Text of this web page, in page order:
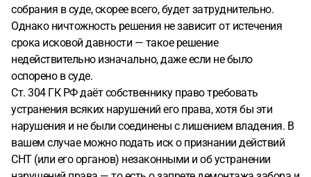
собрания в суде, скорее всего, будет затруднительно.
Однако ничтожность решения не зависит от истечения
срока исковой давности — такое решение
недействительно изначально, даже если не было
оспорено в суде.
Ст. 304 ГК РФ даёт собственнику право требовать
устранения всяких нарушений его права, хотя бы эти
нарушения и не были соединены с лишением владения. В
вашем случае можно подать иск о признании действий
СНТ (или его органов) незаконными и об устранении